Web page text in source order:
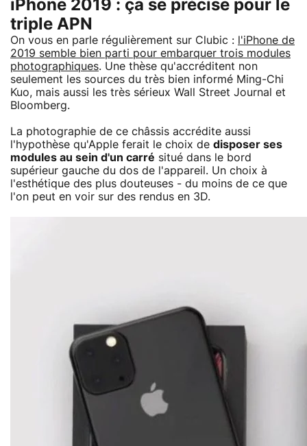
iPhone 2019 : ça se précise pour le
triple APN
On vous en parle régulièrement sur Clubic :
l'iPhone de
2019 semble bien parti pour embarquer trois modules
photographiques. Une thèse qu'accréditent non
seulement les sources du très bien informé Ming-Chi
Kuo, mais aussi les très sérieux Wall Street Journal et
Bloomberg.
La photographie de ce châssis accrédite aussi
l'hypothèse qu'Apple ferait le choix de disposer ses
modules au sein d'un carré situé dans le bord
supérieur gauche du dos de l'appareil. Un choix à
l'esthétique des plus douteuses - du moins de ce que
l'on peut en voir sur des rendus en 3D.